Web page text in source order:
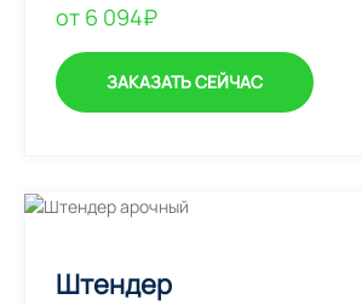
от 6 094₽
ЗАКАЗАТЬ СЕЙЧАС
Штендер